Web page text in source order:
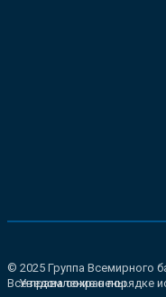
© 2025 Группа Всемирного
Все права сохранены.
Уведомление о порядке